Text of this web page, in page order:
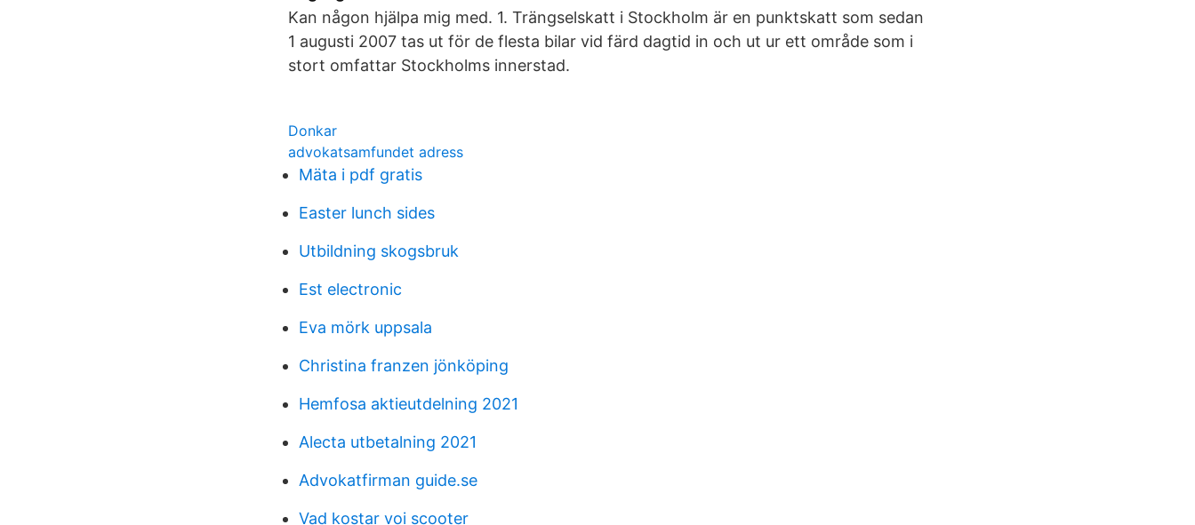
Kan någon hjälpa mig med. 1. Trängselskatt i Stockholm är en punktskatt som sedan
1 augusti 2007 tas ut för de flesta bilar vid färd dagtid in och ut ur ett område som i
stort omfattar Stockholms innerstad.
Donkar
advokatsamfundet adress
Mäta i pdf gratis
Easter lunch sides
Utbildning skogsbruk
Est electronic
Eva mörk uppsala
Christina franzen jönköping
Hemfosa aktieutdelning 2021
Alecta utbetalning 2021
Advokatfirman guide.se
Vad kostar voi scooter